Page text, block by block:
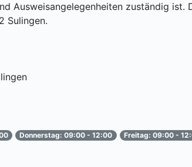
Ausweisangelegenheiten zuständig ist.
Sulingen.
Donnerstag: 09:00 - 12:00
Freitag: 09:00 -